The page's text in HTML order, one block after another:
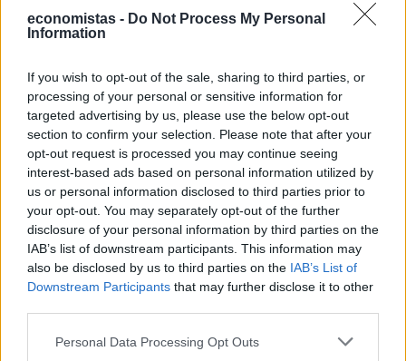
economistas - Do Not Process My Personal
Information
If you wish to opt-out of the sale, sharing to third parties, or
processing of your personal or sensitive information for
targeted advertising by us, please use the below opt-out
section to confirm your selection. Please note that after your
opt-out request is processed you may continue seeing
interest-based ads based on personal information utilized by
us or personal information disclosed to third parties prior to
your opt-out. You may separately opt-out of the further
disclosure of your personal information by third parties on the
IAB’s list of downstream participants. This information may
also be disclosed by us to third parties on the IAB’s List of
Downstream Participants that may further disclose it to other
Personal Data Processing Opt Outs
δυσκολέψει τον χρήστη. Εκεί βρίσκουν εφαρμογή οι φακοί με μπλε
φως.
10 κόλπα που πρέπει να ξέρουν όσοι έχουν